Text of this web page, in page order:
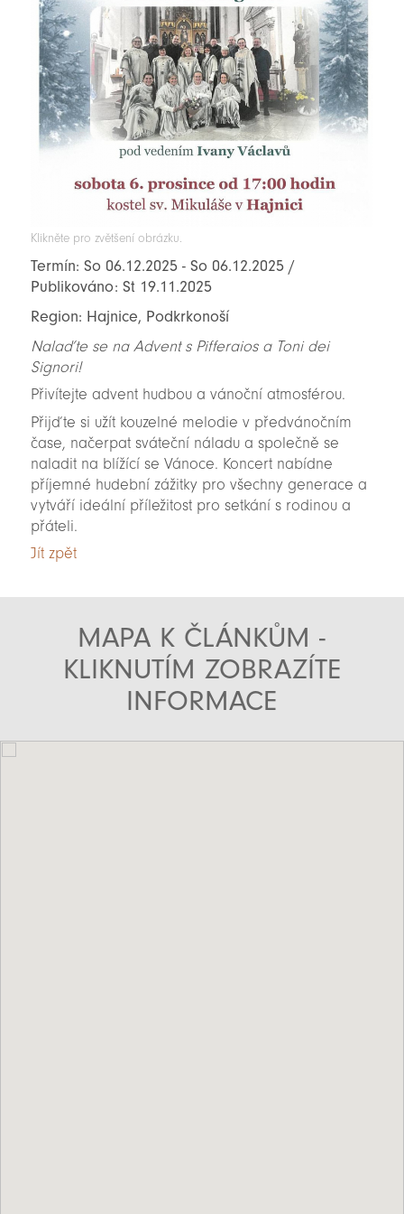
Klikněte pro zvětšení obrázku.
Termín: So 06.12.2025 - So 06.12.2025 /
Publikováno: St 19.11.2025
Region: Hajnice, Podkrkonoší
Nalaďte se na Advent s Pifferaios a Toni dei
Signori!
Přivítejte advent hudbou a vánoční atmosférou.
Přijďte si užít kouzelné melodie v předvánočním
čase, načerpat sváteční náladu a společně se
naladit na blížící se Vánoce. Koncert nabídne
příjemné hudební zážitky pro všechny generace a
vytváří ideální příležitost pro setkání s rodinou a
přáteli.
Jít zpět
MAPA K ČLÁNKŮM -
KLIKNUTÍM ZOBRAZÍTE
INFORMACE